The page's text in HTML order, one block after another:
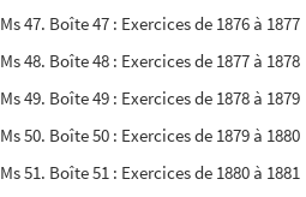
Ms 47. Boîte 47 : Exercices de 1876 à 1877
Ms 48. Boîte 48 : Exercices de 1877 à 1878
Ms 49. Boîte 49 : Exercices de 1878 à 1879
Ms 50. Boîte 50 : Exercices de 1879 à 1880
Ms 51. Boîte 51 : Exercices de 1880 à 1881